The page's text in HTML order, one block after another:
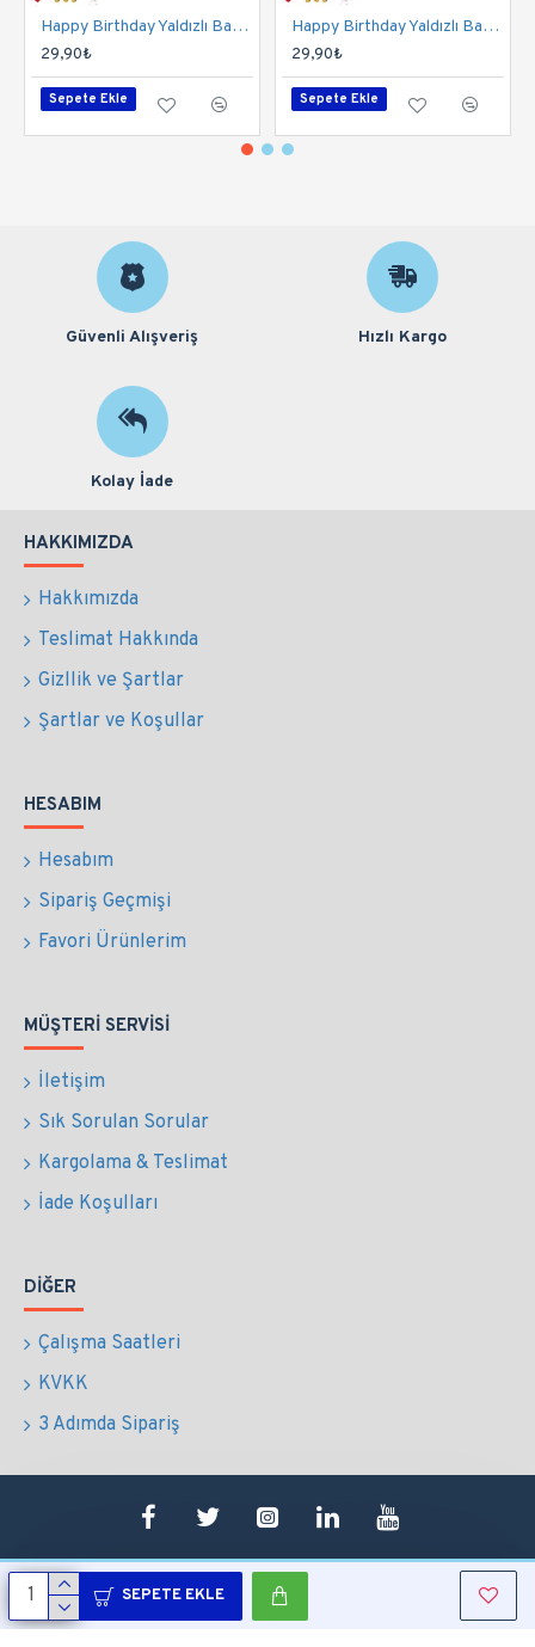
SEPETE EKLE
Happy Birthday Yaldızlı Banner Mavi Gold
29,90₺
Sepete Ekle
Happy Birthday Yaldızlı Banner Pembe Gold
29,90₺
Sepete Ekle
Güvenli Alışveriş Hızlı Kargo
Kolay İade
HAKKIMIZDA
Hakkımızda
Teslimat Hakkında
Gizllik ve Şartlar
Şartlar ve Koşullar
HESABIM
Hesabım
Sipariş Geçmişi
Favori Ürünlerim
MÜŞTERI SERVISI
İletişim
Sık Sorulan Sorular
Kargolama & Teslimat
İade Koşulları
DIĞER
Çalışma Saatleri
KVKK
3 Adımda Sipariş
Sepetim 0507 724 65 90 Whatsapp Konum